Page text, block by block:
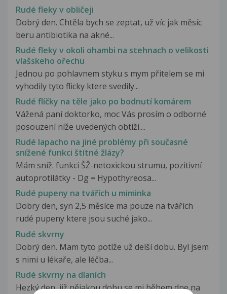
Rudé fleky v obličeji
Dobrý den. Chtěla bych se zeptat, už víc jak měsíc
beru antibiotika na akné...
Rudé fleky v okoli ohambi na stehnach o velikosti
vlašskeho ořechu
Jednou po pohlavnem styku s mym přitelem se mi
vyhodily tyto flicky ktere svedily...
Rudé flíčky na těle jako po bodnutí komárem
Vážená paní doktorko, moc Vás prosím o odborné
posouzení níže uvedených obtíží....
Rudé lapacho na jiné problémy při současné
snížené funkci štítné žlázy?
Mám sníž. funkci ŠŽ-netoxickou strumu, pozitivní
autoprotilátky - Dg = Hypothyreosa...
Rudé pupeny na tvářích u miminka
Dobry den, syn 2,5 měsíce ma pouze na tvářích
rudé pupeny ktere jsou suché jako...
Rudé skvrny
Dobrý den. Mam tyto potíže už delší dobu. Byl jsem
s nimi u lékaře, ale léčba...
Rudé skvrny na dlaních
Hezký den, již nějakou dobu se mi během dne na